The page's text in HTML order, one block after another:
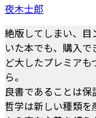
夜木士郎
絶版してしまい、
いた本でも、購入
ど大したプレミア
ら。
良書であることは保
哲学は新しい種類